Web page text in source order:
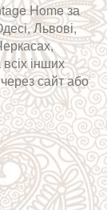
Home за
Львові,
інших
сайт або